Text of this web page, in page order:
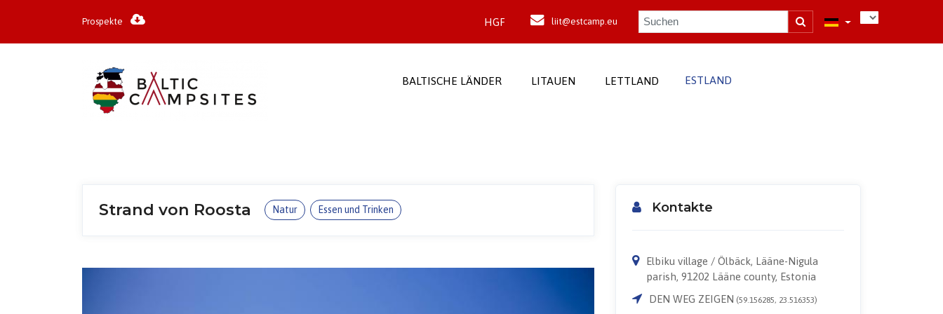
Prospekte HGF liit@estcamp.eu
BALTISCHE LÄNDER LITAUEN LETTLAND ESTLAND
Strand von Roosta Natur Essen und Trinken Kontakte
Elbiku village / Ölbäck, Lääne-Nigula
parish, 91202 Lääne county, Estonia
DEN WEG ZEIGEN (59.156285, 23.516353)